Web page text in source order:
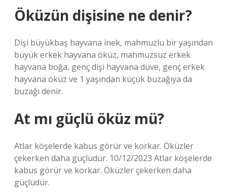
Öküzün dişisine ne denir?
Dişi büyükbaş hayvana inek, mahmuzlu bir yaşından
büyük erkek hayvana öküz, mahmuzsuz erkek
hayvana boğa, genç dişi hayvana düve, genç erkek
hayvana öküz ve 1 yaşından küçük buzağıya da
buzağı denir.
At mı güçlü öküz mü?
Atlar köşelerde kabus görür ve korkar. Öküzler
çekerken daha güçlüdür. 10/12/2023 Atlar köşelerde
kabus görür ve korkar. Öküzler çekerken daha
güçlüdür.